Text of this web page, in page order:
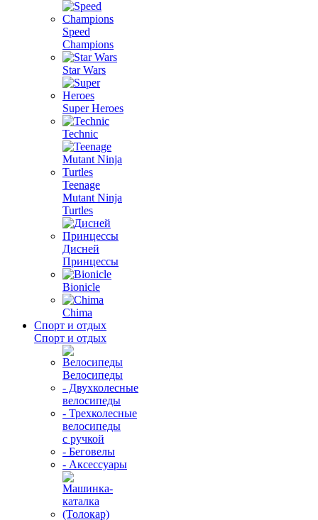
Speed
Champions
Star Wars
Super Heroes
Technic
Teenage
Mutant Ninja
Turtles
Дисней
Принцессы
Bionicle
Chima
Спорт и отдых
Спорт и отдых
Велосипеды
- Двухколесные
велосипеды
- Трехколесные
велосипеды
с ручкой
- Беговелы
- Аксессуары